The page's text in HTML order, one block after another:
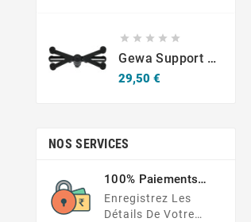
    
Gewa Support Pour Tablette Universel 10.1-14"
29,50 €
NOS SERVICES
100% Paiements
Sécurisés
Enregistrez Les
Détails De Votre